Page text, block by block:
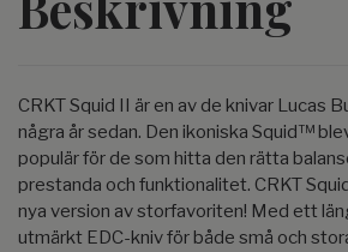
CRKT Squid II är en av de knivar Lucas
några år sedan. Den ikoniska Squid™
populär för de som hitta den rätta
prestanda och funktionalitet. CRKT
nya version av storfavoriten! Med ett
utmärkt EDC-kniv för både små och